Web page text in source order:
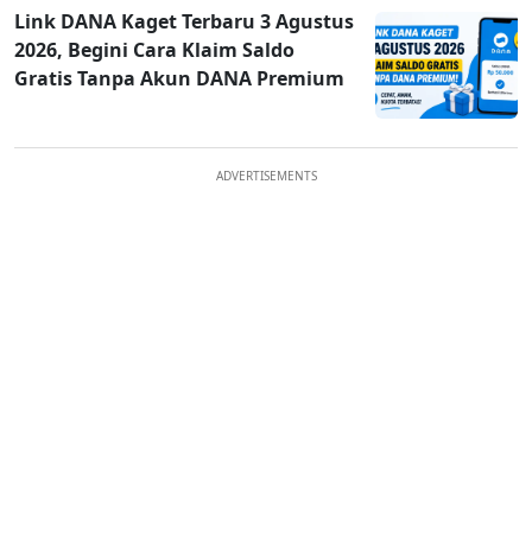
Link DANA Kaget Terbaru 3 Agustus
2026, Begini Cara Klaim Saldo
Gratis Tanpa Akun DANA Premium
ADVERTISEMENTS